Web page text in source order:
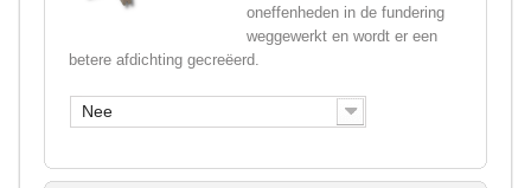
oneffenheden in de fundering
weggewerkt en wordt er een
betere afdichting gecreëerd.
Nee